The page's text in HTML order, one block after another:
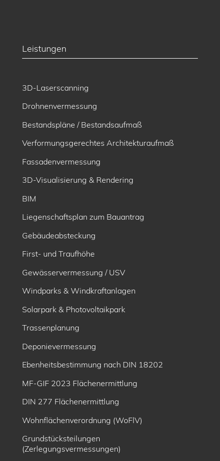
Leistungen
3D-Laserscanning
Drohnenvermessung
Bestandspläne / Bestandsaufmaß
Verformungsgerechtes Architekturaufmaß
Fassadenvermessung
3D-Visualisierung & Rendering
BIM
Liegenschaftsplan zum Bauantrag
Gebäudeabsteckung
First- und Traufhöhe
Gewässervermessung / USV
Windparks & Windkraftanlagen
Solarpark & Photovoltaikpark
Trassenplanung
Deponievermessung
Ebenheitsbe­stimmung nach DIN 18202
MF-GIF 2023 Flächenermittlung
DIN 277 Flächenermittlung
Wohnflächenverordnung (WoFlV)
Grundstücksteilungen
(Zerlegungsvermessungen)